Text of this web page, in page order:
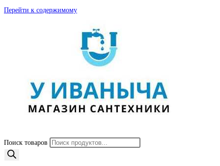
Перейти к содержимому
Поиск товаров